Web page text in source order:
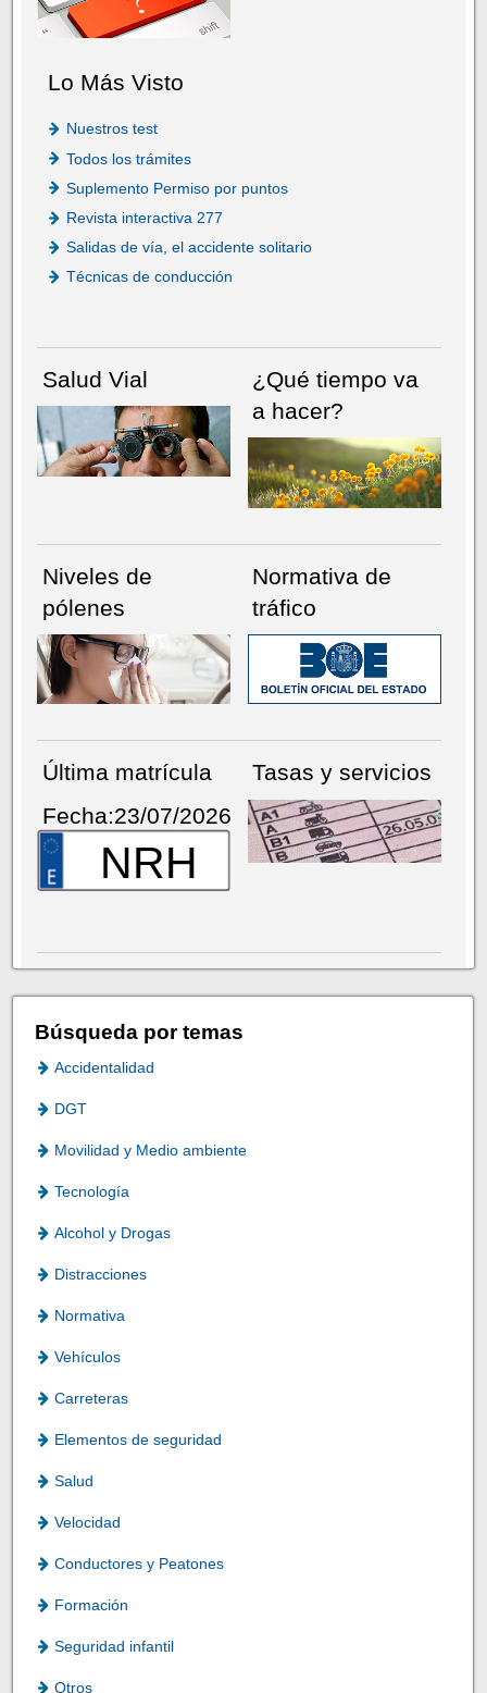
Lo Más Visto
Nuestros test
Todos los trámites
Suplemento Permiso por puntos
Revista interactiva 277
Salidas de vía, el accidente solitario
Técnicas de conducción
Salud Vial
¿Qué tiempo va
a hacer?
Niveles de
pólenes
Normativa de
tráfico
Última matrícula
Fecha:23/07/2026
NRH
Tasas y servicios
Búsqueda por temas
Accidentalidad
DGT
Movilidad y Medio ambiente
Tecnología
Alcohol y Drogas
Distracciones
Normativa
Vehículos
Carreteras
Elementos de seguridad
Salud
Velocidad
Conductores y Peatones
Formación
Seguridad infantil
Otros